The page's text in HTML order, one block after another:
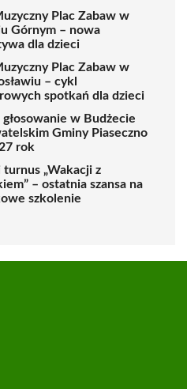
Plac Zabaw w
Górnym – nowa
dla dzieci
Plac Zabaw w
– cykl
spotkań dla dzieci
głosowanie w Budżecie
Gminy Piaseczno
rok
turnus „Wakacji z
– ostatnia szansa na
szkolenie